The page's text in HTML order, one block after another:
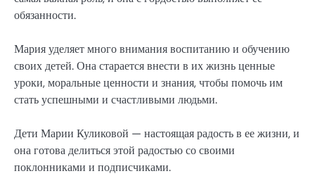
обязанности.
Мария уделяет много внимания воспитанию и обучению
своих детей. Она старается внести в их жизнь ценные
уроки, моральные ценности и знания, чтобы помочь им
стать успешными и счастливыми людьми.
Дети Марии Куликовой — настоящая радость в ее жизни, и
она готова делиться этой радостью со своими
поклонниками и подписчиками.